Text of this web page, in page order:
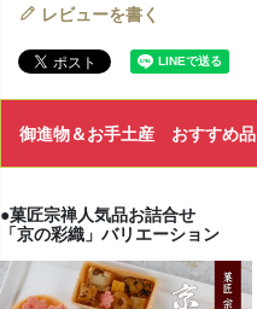
レビューを書く
御進物＆お手土産 おすすめ品
●菓匠宗禅人気品お詰合せ
「京の彩織」バリエーション